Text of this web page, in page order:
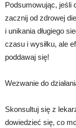
Podsumowując, jeśli
zacznij od zdrowej
i unikania długiego
czasu i wysiłku, ale
poddawaj się!
Wezwanie do
Skonsultuj się z
dowiedzieć się, co